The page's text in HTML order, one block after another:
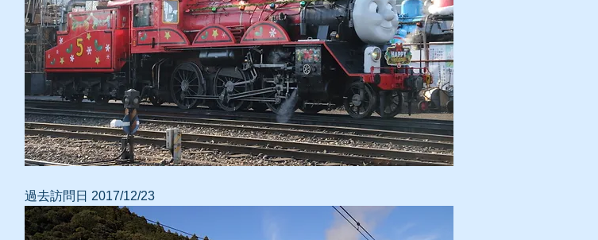
過去訪問日 2017/12/23